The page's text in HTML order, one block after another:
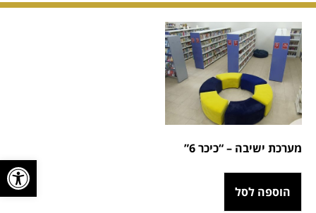
פתח
מערכת ישיבה – “כיכר 6”
הוספה לסל